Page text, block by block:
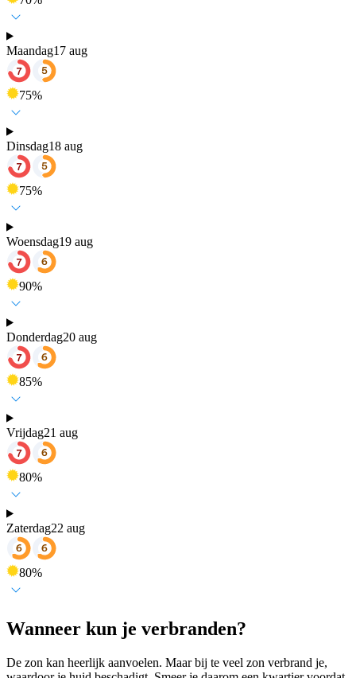
Maandag17 aug
75%
Dinsdag18 aug
75%
Woensdag19 aug
90%
Donderdag20 aug
85%
Vrijdag21 aug
80%
Zaterdag22 aug
80%
Wanneer kun je verbranden?
De zon kan heerlijk aanvoelen. Maar bij te veel zon verbrand je,